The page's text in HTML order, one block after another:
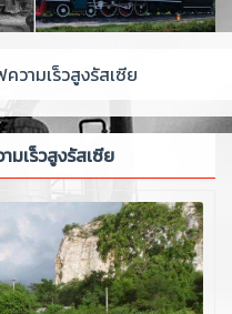
วามเร็วสูงรัสเซีย
เร็วสูงรัสเซีย